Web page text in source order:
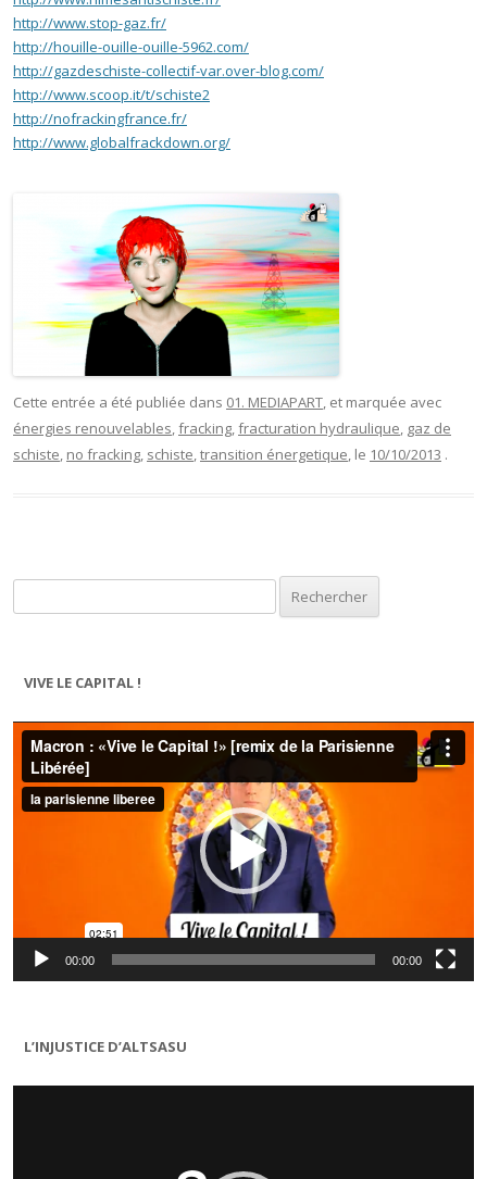
http://www.stop-gaz.fr/
http://houille-ouille-ouille-5962.com/
http://gazdeschiste-collectif-var.over-blog.com/
http://www.scoop.it/t/schiste2
http://nofrackingfrance.fr/
http://www.globalfrackdown.org/
Cette entrée a été publiée dans 01. MEDIAPART, et marquée avec
énergies renouvelables,fracking,fracturation hydraulique, gaz de
schiste, no fracking, schiste,transition énergetique, le 10/10/2013 .
VIVE LE CAPITAL !
Lecteur
vidéo
00:00 00:00
L’INJUSTICE D’ALTSASU
Lecteur